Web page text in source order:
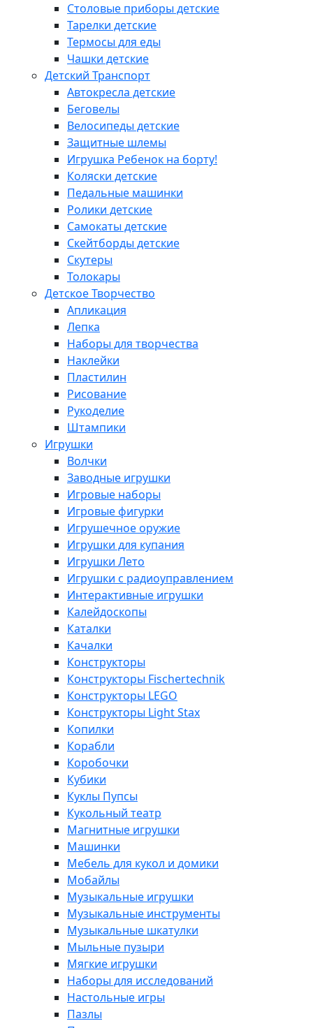
Столовые приборы детские
Тарелки детские
Термосы для еды
Чашки детские
Детский Транспорт
Автокресла детские
Беговелы
Велосипеды детские
Защитные шлемы
Игрушка Ребенок на борту!
Коляски детские
Педальные машинки
Ролики детские
Самокаты детские
Скейтборды детские
Скутеры
Толокары
Детское Творчество
Апликация
Лепка
Наборы для творчества
Наклейки
Пластилин
Рисование
Рукоделие
Штампики
Игрушки
Волчки
Заводные игрушки
Игровые наборы
Игровые фигурки
Игрушечное оружие
Игрушки для купания
Игрушки Лето
Игрушки с радиоуправлением
Интерактивные игрушки
Калейдоскопы
Каталки
Качалки
Конструкторы
Конструкторы Fisсhertechnik
Конструкторы LEGO
Конструкторы Light Stax
Копилки
Корабли
Коробочки
Кубики
Куклы Пупсы
Кукольный театр
Магнитные игрушки
Машинки
Мебель для кукол и домики
Мобайлы
Музыкальные игрушки
Музыкальные инструменты
Музыкальные шкатулки
Мыльные пузыри
Мягкие игрушки
Наборы для исследований
Настольные игры
Пазлы